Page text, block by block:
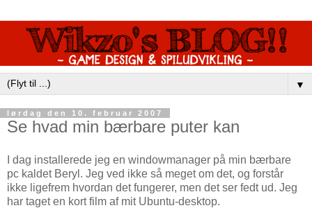
▼
lørdag den 10. februar 2007
Se hvad min bærbare puter kan
I dag installerede jeg en windowmanager på min bærbare
pc kaldet Beryl. Jeg ved ikke så meget om det, og forstår
ikke ligefrem hvordan det fungerer, men det ser fedt ud. Jeg
har taget en kort film af mit Ubuntu-desktop.